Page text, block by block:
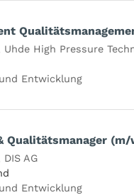
Uhde High Pressure
Entwicklung
Qualitätsmanager (m/
DIS AG
Entwicklung